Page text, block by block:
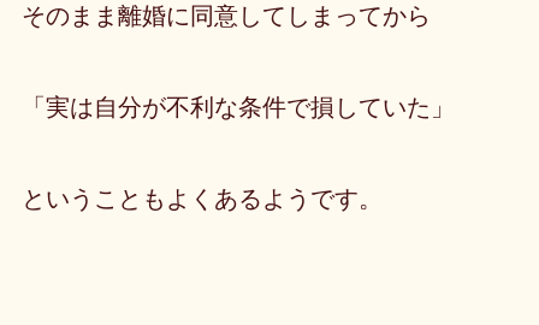
そのまま離婚に同意してしまってから
「実は自分が不利な条件で損していた」
ということもよくあるようです。